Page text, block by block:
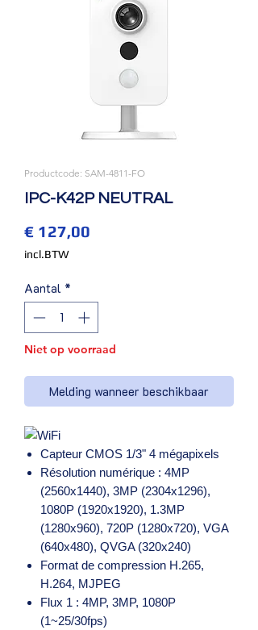
Productcode: SAM-4811-FO
IPC-K42P NEUTRAL
€ 127,00
incl.BTW
Aantal *
Niet op voorraad
Melding wanneer beschikbaar
Capteur CMOS 1/3" 4 mégapixels
Résolution numérique : 4MP
(2560x1440), 3MP (2304x1296),
1080P (1920x1920), 1.3MP
(1280x960), 720P (1280x720), VGA
(640x480), QVGA (320x240)
Format de compression H.265,
H.264, MJPEG
Flux 1 : 4MP, 3MP, 1080P
(1~25/30fps)